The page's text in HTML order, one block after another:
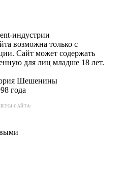
индустрии
возможна только с
Сайт может содержать
для лиц младше 18 лет.
Шешенины
года
САЙТА: